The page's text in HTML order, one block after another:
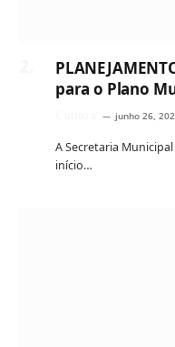
para o Plano
junho 26,
A Secretaria
início…